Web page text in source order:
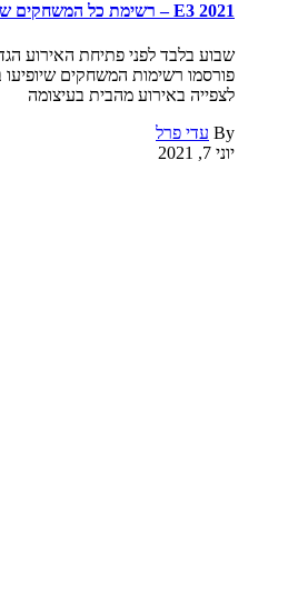
E3 2021 – רשימת כל המשחקים שיופיעו באירוע
שבוע בלבד לפני פתיחת האירוע
לצפייה באירוע מהבית בעיצומה
By עדי פרל
יוני 7, 2021